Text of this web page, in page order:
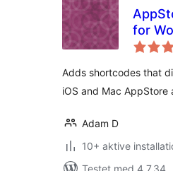
for
Adds shortcodes that
iOS and Mac AppStore
Adam D
10+ aktive
Testet med 4.7.34